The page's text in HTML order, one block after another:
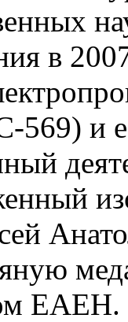
в
и ее
ЕАЕН.